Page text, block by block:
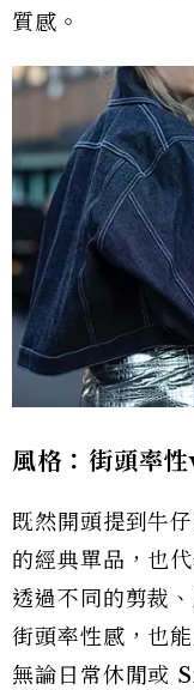
質感。
風格：街頭率
既然開頭提到牛
的經典單品，也
透過不同的剪裁
街頭率性感，也
無論日常休閒或